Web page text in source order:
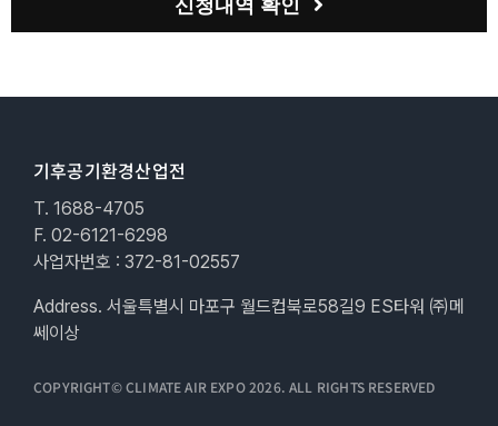
기후공기환경산업전
T. 1688-4705
F. 02-6121-6298
사업자번호 : 372-81-02557
Address. 서울특별시 마포구 월드컵북로58길9 ES타워 ㈜메
쎄이상
COPYRIGHT© CLIMATE AIR EXPO 2026. ALL RIGHTS RESERVED